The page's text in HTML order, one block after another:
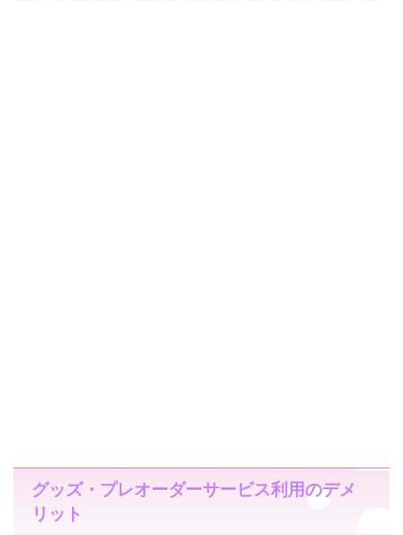
グッズ・プレオーダーサービス利用のデメ
リット